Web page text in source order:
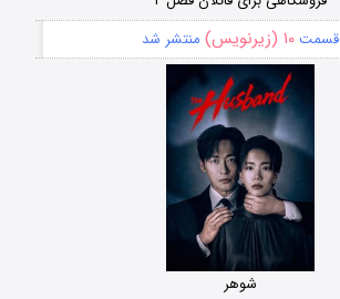
قسمت۱۰ (زیرنویس) منتشر شد
شوهر